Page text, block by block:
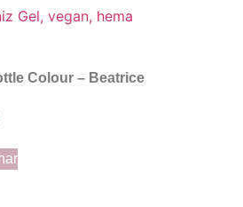
Colour – Beatrice